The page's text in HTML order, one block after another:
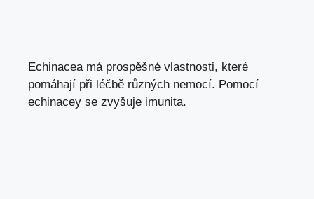
Echinacea má prospěšné vlastnosti, které
pomáhají při léčbě různých nemocí. Pomocí
echinacey se zvyšuje imunita.